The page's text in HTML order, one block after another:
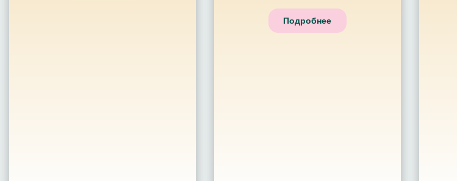
Подробнее